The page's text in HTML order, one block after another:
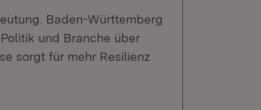
Baden-Württemberg
und Branche über
sorgt für mehr Resilienz